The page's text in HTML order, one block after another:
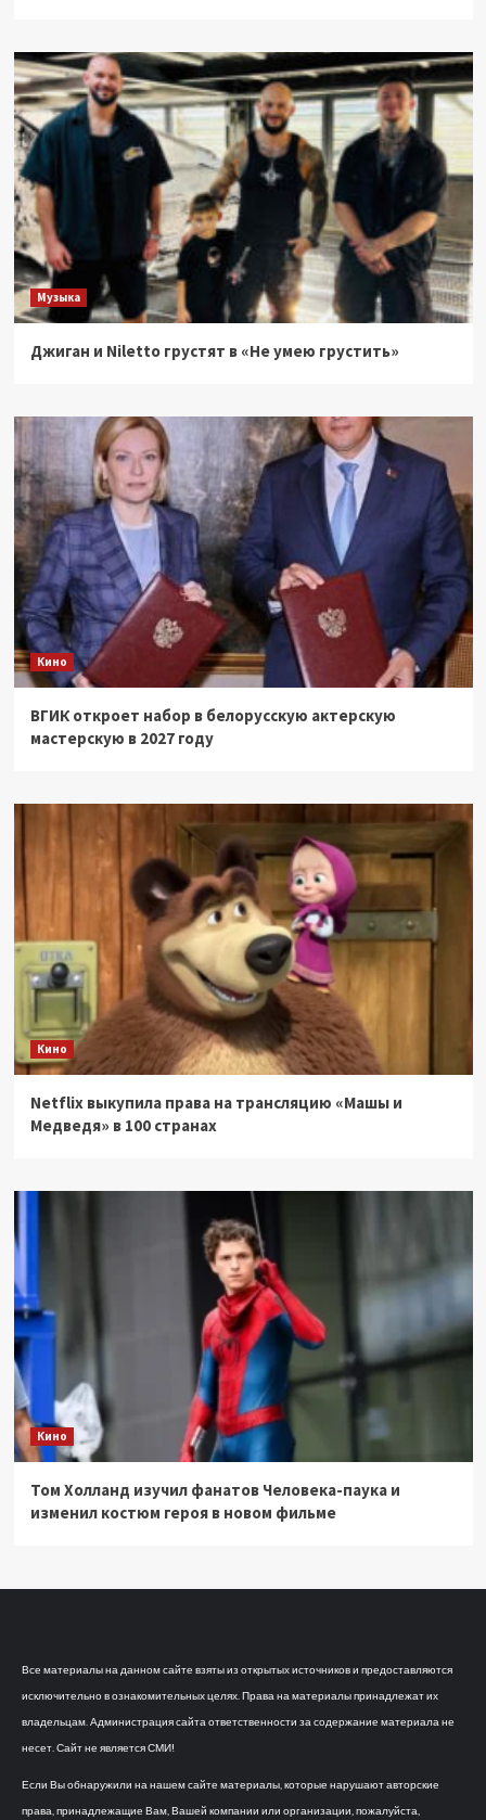
Музыка
Джиган и Niletto грустят в «Не умею грустить»
Кино
ВГИК откроет набор в белорусскую актерскую
мастерскую в 2027 году
Кино
Netflix выкупила права на трансляцию «Машы и
Медведя» в 100 странах
Кино
Том Холланд изучил фанатов Человека-паука и
изменил костюм героя в новом фильме
Все материалы на данном сайте взяты из открытых источников и предоставляются
исключительно в ознакомительных целях. Права на материалы принадлежат их
владельцам. Администрация сайта ответственности за содержание материала не
несет. Сайт не является СМИ!
Если Вы обнаружили на нашем сайте материалы, которые нарушают авторские
права, принадлежащие Вам, Вашей компании или организации, пожалуйста,